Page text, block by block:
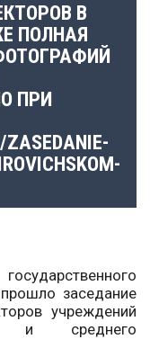
В
ПОЛНАЯ
ПРИ
ZASEDANIE-
заседание
учреждений
и среднего